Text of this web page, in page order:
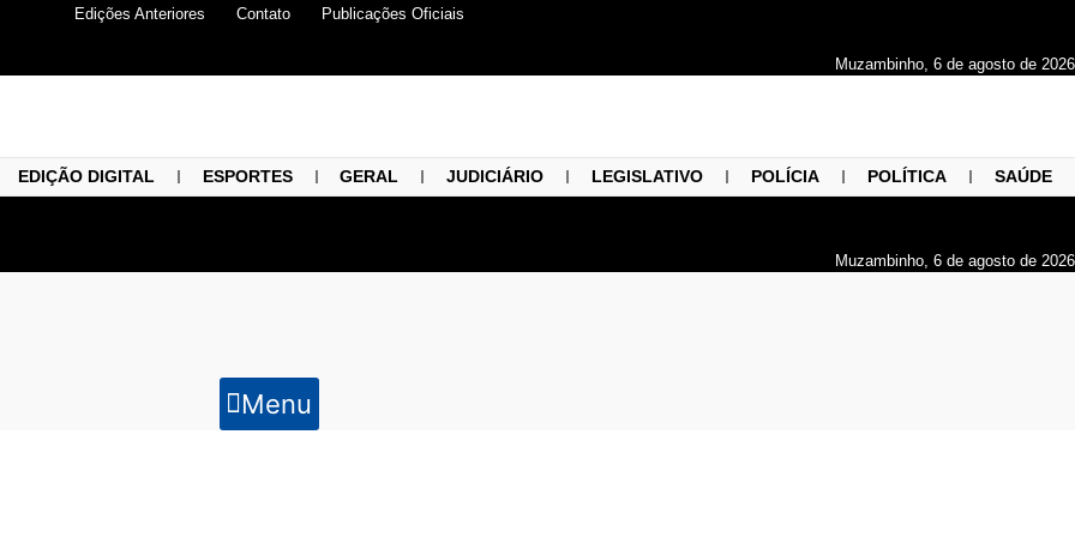
Edições Anteriores Contato Publicações Oficiais
Muzambinho, 6 de agosto de 2026
EDIÇÃO DIGITAL ESPORTES GERAL JUDICIÁRIO LEGISLATIVO POLÍCIA POLÍTICA SAÚDE
Muzambinho, 6 de agosto de 2026
Menu